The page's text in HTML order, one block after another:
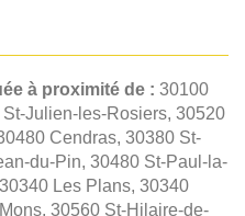
à proximité de : 30100
Julien-les-Rosiers, 30520
Cendras, 30380 St-
du-Pin, 30480 St-Paul-la-
Les Plans, 30340
30560 St-Hilaire-de-